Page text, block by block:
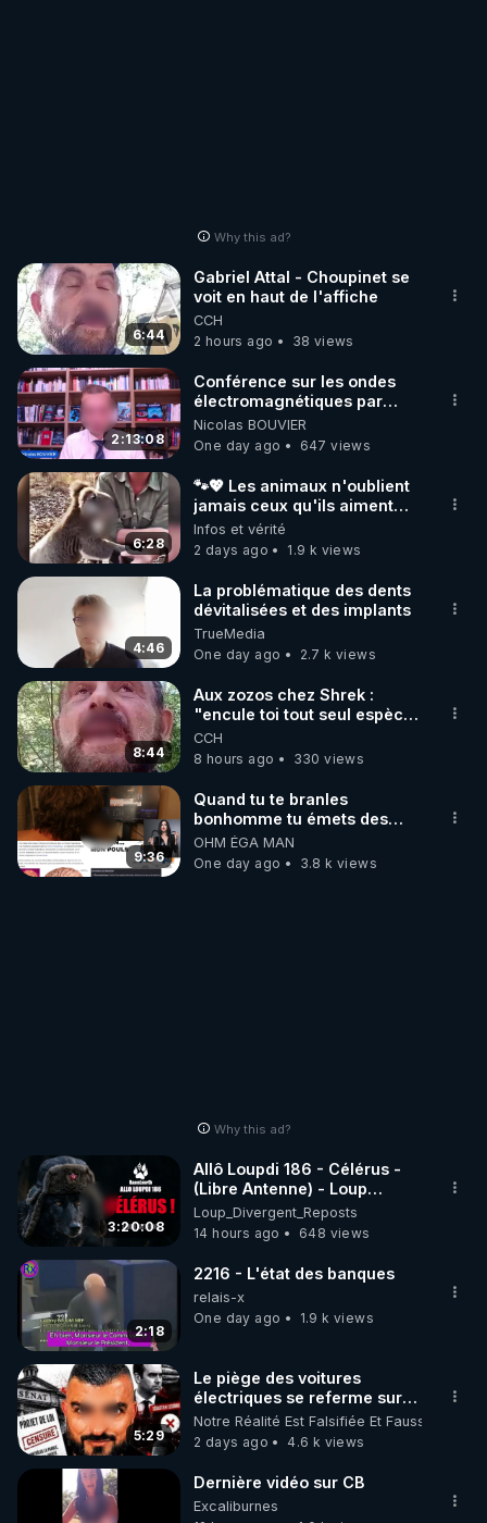
Why this ad?
6:44
Gabriel Attal - Choupinet se
voit en haut de l'affiche
CCH
2 hours ago
38 views
2:13:08
Conférence sur les ondes
électromagnétiques par
Grégoire Caustru et Bart de
Wever !
Nicolas BOUVIER
One day ago
647 views
6:28
🐾💖 Les animaux n'oublient
jamais ceux qu'ils aiment…
🥹❤️
Infos et vérité
2 days ago
1.9 k views
4:46
La problématique des dents
dévitalisées et des implants
TrueMedia
One day ago
2.7 k views
8:44
Aux zozos chez Shrek :
"encule toi tout seul espèce
de mal polish"
CCH
8 hours ago
330 views
9:36
Quand tu te branles
bonhomme tu émets des
ondes ils ont juste omis de
t'expliquer
OHM ÉGA MAN
One day ago
3.8 k views
Why this ad?
3:20:08
Allô Loupdi 186 - Célérus -
(Libre Antenne) - Loup
Divergent 2026.08.06
Loup_Divergent_Reposts
14 hours ago
648 views
2:18
2216 - L'état des banques
relais-x
One day ago
1.9 k views
5:29
Le piège des voitures
électriques se referme sur
les usagers !
Notre Réalité Est Falsifiée Et Fausse
2 days ago
4.6 k views
Dernière vidéo sur CB
Excaliburnes